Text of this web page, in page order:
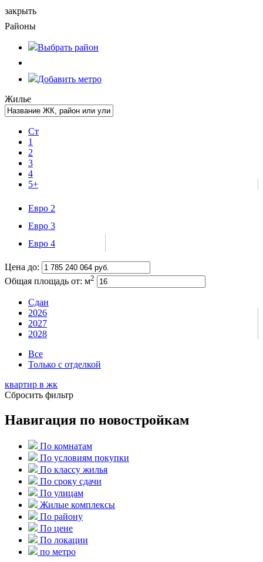
закрыть
Районы
Выбрать район
Добавить метро
Жилье
Ст
1
2
3
4
5+
Евро 2
Евро 3
Евро 4
Цена до:
Общая площадь от: м2
Сдан
2026
2027
2028
Все
Только с отделкой
квартир в жк
Сбросить фильтр
Навигация по новостройкам
По комнатам
По условиям покупки
По классу жилья
По сроку сдачи
По улицам
Жилые комплексы
По району
По цене
По локации
по метро